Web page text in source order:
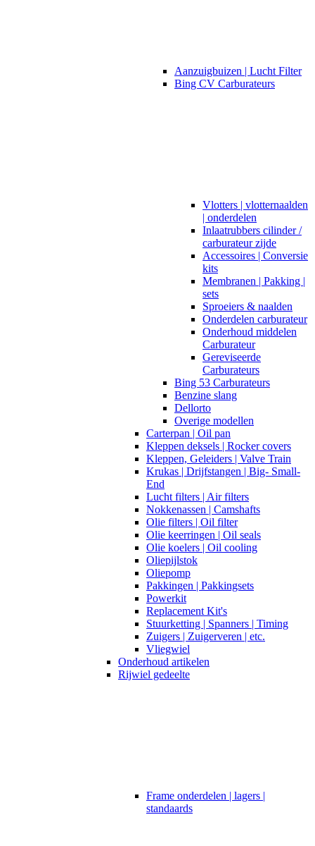
Aanzuigbuizen | Lucht Filter
Bing CV Carburateurs
Vlotters | vlotternaalden
| onderdelen
Inlaatrubbers cilinder /
carburateur zijde
Accessoires | Conversie
kits
Membranen | Pakking |
sets
Sproeiers & naalden
Onderdelen carburateur
Onderhoud middelen
Carburateur
Gereviseerde
Carburateurs
Bing 53 Carburateurs
Benzine slang
Dellorto
Overige modellen
Carterpan | Oil pan
Kleppen deksels | Rocker covers
Kleppen, Geleiders | Valve Train
Krukas | Drijfstangen | Big- Small-
End
Lucht filters | Air filters
Nokkenassen | Camshafts
Olie filters | Oil filter
Olie keerringen | Oil seals
Olie koelers | Oil cooling
Oliepijlstok
Oliepomp
Pakkingen | Pakkingsets
Powerkit
Replacement Kit's
Stuurketting | Spanners | Timing
Zuigers | Zuigerveren | etc.
Vliegwiel
Onderhoud artikelen
Rijwiel gedeelte
Frame onderdelen | lagers |
standaards